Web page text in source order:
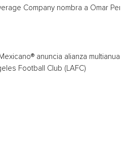
Company nombra a Omar
anuncia alianza multianual
Football Club (LAFC)